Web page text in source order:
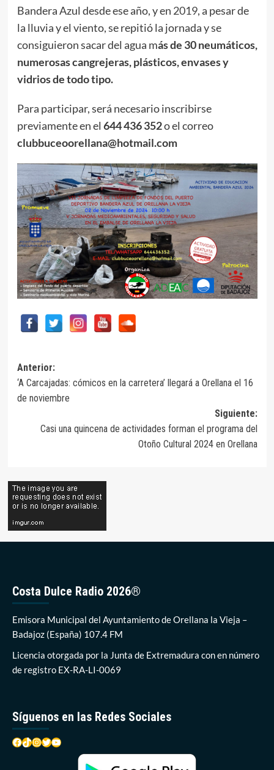
Bandera Azul desde ese año, y en 2019, a pesar de
la lluvia y el viento, se repitió la jornada y se
consiguieron sacar del agua más de 30 neumáticos,
numerosas cangrejeras, plásticos, envases y
vidrios de todo tipo.
Para participar, será necesario inscribirse
previamente en el 644 436 352o el correo
clubbuceoorellana@hotmail.com
Navegación
de
Anterior:
‘A Carcajadas: cómicos en la carretera’ llegará a Orellana el 16
de noviembre
Siguiente:
Casi una quincena de actividades forman el programa del
Otoño Cultural 2024 en Orellana
Costa Dulce Radio 2026®
Emisora Municipal del Ayuntamiento de Orellana la Vieja –
Badajoz (España) 107.4 FM
Licencia otorgada por la Junta de Extremadura con en número
de registro EX-RA-LI-0069
Síguenos en las Redes Sociales
Facebook
TikTok
Instagram
Twitter
YouTube